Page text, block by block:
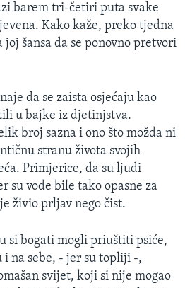
barem tri-četiri puta svake
Kako kaže, preko tjedna
šansa da se ponovno pretvori
da se zaista osjećaju kao
u bajke iz djetinjstva.
broj sazna i ono što možda ni
stranu života svojih
Primjerice, da su ljudi
su vode bile tako opasne za
živio prljav nego čist.
si bogati mogli priuštiti psiće,
na sebe, - jer su topliji -,
svijet, koji si nije mogao